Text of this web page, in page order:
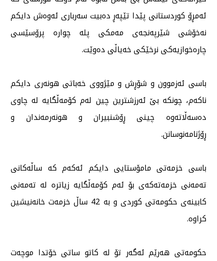
ئەمڕۆ كوردستانی پێدا تێپەڕ دەبیت سەرباری ئەوەش دایكم
نەخۆشی شێرپەنجەی مەمكی پلە چوارە پرۆسێسی
چارەخوازیەكی نرخێكی خەیاڵی دەوێت.
باسی ئەزموون و شۆڕش و مێژووی خەباتی هونەری دایكم
ناكەم، چونكە بێ ئەرزشترین چین لەم كۆمەڵگایە لە چاوی
دەسەڵاتەوە چینی ڕۆشنبیران و هونەرمەندان و
ڕۆژنامەنوسانن.
باسی خزمەتی مامۆستایی دایكم ئەكەم كە ساڵەكانی
تەمەنی خزمەتەكەی بۆ ئەم كۆمەڵگایە زیاترە لە تەمەنی
كابینەی حكومەتی كوردی و بە 42 ساڵ خزمەت خانەنیشین
كراوە.
حكومەتی هەرێم ئەگەر تۆ لە كاتو ساتی خۆتدا موچەت